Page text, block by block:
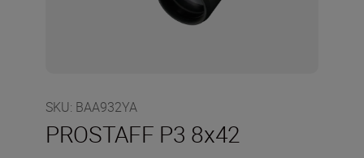
SKU: BAA932YA
PROSTAFF P3 8x42